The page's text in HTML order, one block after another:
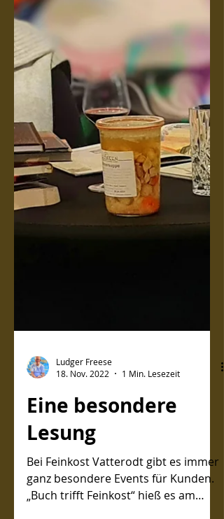
18. Nov. 2022
1 Min. Lesezeit
Eine besondere
Lesung
Bei Feinkost Vatterodt gibt es immer
ganz besondere Events für Kunden.